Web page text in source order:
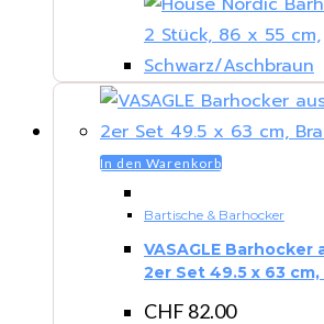
In den Warenkorb
Bartische & Barhocker
VASAGLE
2er Set 49.5 x 63 cm,
CHF 82.00